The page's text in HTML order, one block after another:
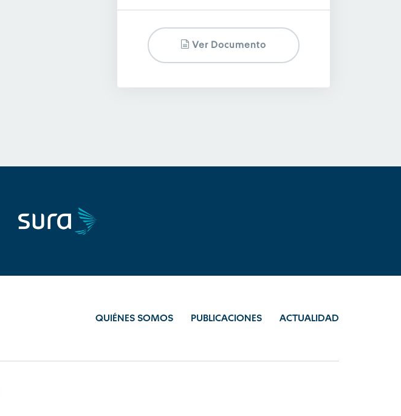
Ver Documento
QUIÉNES SOMOS PUBLICACIONES ACTUALIDAD